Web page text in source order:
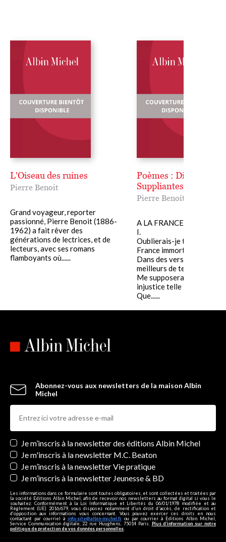
L'Oiseau des ruines
Pierre Benoit
Grand voyageur, reporter
passionné, Pierre Benoit (1886-
1962) a fait rêver des
générations de lectrices, et de
lecteurs, avec ses romans
flamboyants où......
Poèmes : Diadumène,
Suppliantes
Pierre Benoit
A LA FRANCE
I.
Oublierais-je ton nom,
France immortelle,
Dans des vers consacrés
meilleurs de tes fils ?
Me supposerais-tu d'une
injustice telle
Que......
Abonnez-vous aux newsletters de la maison Albin
Michel
Newsletters
Je m’inscris à la newsletter des éditions Albin Michel
Je m'inscris à la newsletter M.C. Beaton
Je m’inscris à la newsletter Vie pratique
Je m’inscris à la newsletter Jeunesse & BD
Les informations dans ce formulaire sont toutes obligatoires, et sont collectées et traitées par
la société Editions Albin Michel, afin de recevoir nos newsletters au format digital si vous le
souhaitez. Conformément à la Loi Informatique et Libertés du 06/01/1978 modifiée et au
Règlement (UE) 2016/679, vous disposez notamment d'un droit d'accès, de rectification et
d’opposition aux informations vous concernant. Vous pouvez exercer ces droits en nous
contactant par courriel à info-site@albin-michel.fr ou par courrier à Editions Albin Michel,
Service Communication digitale, 22 rue Huyghens, 75014 Paris. Plus d’information sur notre
politique de protection de vos données personnelles.